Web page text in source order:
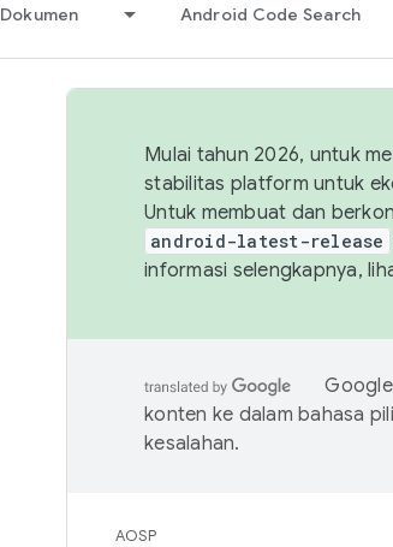
Dokumen Android Code Search
Mulai tahun 2026, untuk
stabilitas platform untuk
Untuk membuat dan
android-latest-release
informasi selengkapnya,
konten ke dalam bahasa
kesalahan.
AOSP